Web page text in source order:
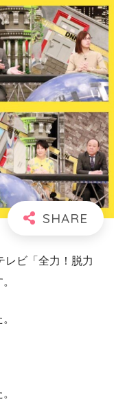
レビ「全力！脱力